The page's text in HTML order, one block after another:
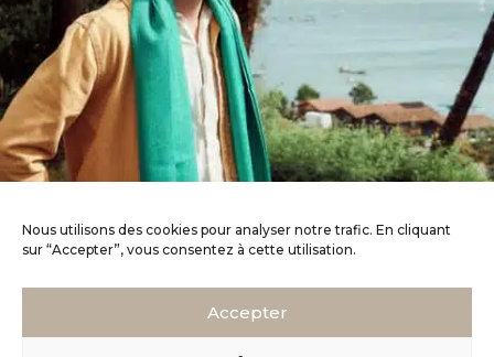
Nous utilisons des cookies pour analyser notre trafic. En cliquant
sur “Accepter”, vous consentez à cette utilisation.
Accepter